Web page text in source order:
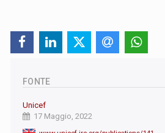
FONTE
Unicef
17 Maggio, 2022